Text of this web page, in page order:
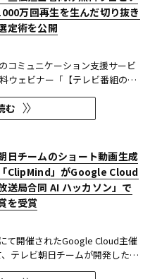
万回再生を生んだ切り抜き
定術を公開
コミュニケーション支援サービ
ウェビナー「【テレビ番組の制
ビ番組離れ』は切り抜き動画で
、よくある落とし穴を紹介」
を、2026年8月20日（木）に開催する。 同ウェビナーでは、TikTok・...
む
日チームのショート動画生成
ClipMind」がGoogle Cloud
送局合同 AI ハッカソン」で
を受賞
て開催されたGoogle Cloud主催
テレビ朝日チームが開発したシ
」が、開発コース（Bコー